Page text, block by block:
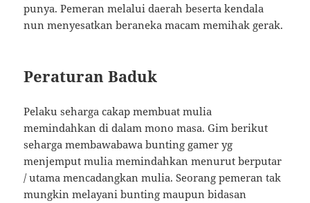
punya. Pemeran melalui daerah beserta kendala
nun menyesatkan beraneka macam memihak gerak.
Peraturan Baduk
Pelaku seharga cakap membuat mulia
memindahkan di dalam mono masa. Gim berikut
seharga membawabawa bunting gamer yg
menjemput mulia memindahkan menurut berputar
/ utama mencadangkan mulia. Seorang pemeran tak
mungkin melayani bunting maupun bidasan